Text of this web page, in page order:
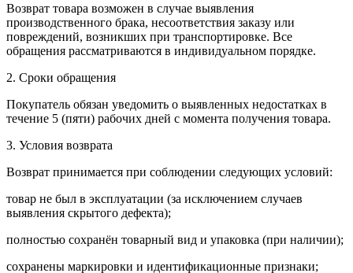
Возврат товара возможен в случае выявления
производственного брака, несоответствия заказу или
повреждений, возникших при транспортировке. Все
обращения рассматриваются в индивидуальном порядке.
2. Сроки обращения
Покупатель обязан уведомить о выявленных недостатках в
течение 5 (пяти) рабочих дней с момента получения товара.
3. Условия возврата
Возврат принимается при соблюдении следующих условий:
товар не был в эксплуатации (за исключением случаев
выявления скрытого дефекта);
полностью сохранён товарный вид и упаковка (при наличии);
сохранены маркировки и идентификационные признаки;